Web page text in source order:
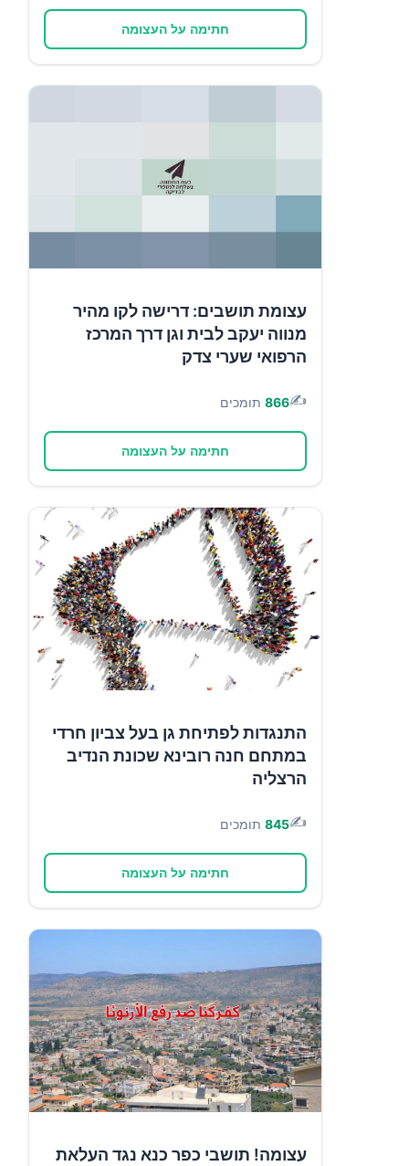
חתימה על העצומה
עצומת תושבים: דרישה לקו מהיר
מנווה יעקב לבית וגן דרך המרכז
הרפואי שערי צדק
✍️
866 תומכים
חתימה על העצומה
התנגדות לפתיחת גן בעל צביון חרדי
במתחם חנה רובינא שכונת הנדיב
הרצליה
✍️
845 תומכים
חתימה על העצומה
עצומה! תושבי כפר כנא נגד העלאת